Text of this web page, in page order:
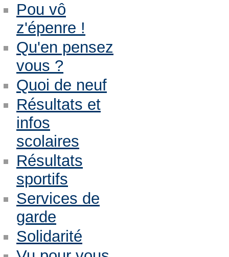
Pou vô
z'épenre !
Qu'en pensez
vous ?
Quoi de neuf
Résultats et
infos
scolaires
Résultats
sportifs
Services de
garde
Solidarité